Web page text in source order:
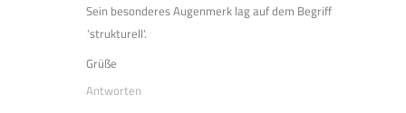
Sein besonderes Augenmerk lag auf dem Begriff
‚‘strukturell‘.
Grüße
Antworten